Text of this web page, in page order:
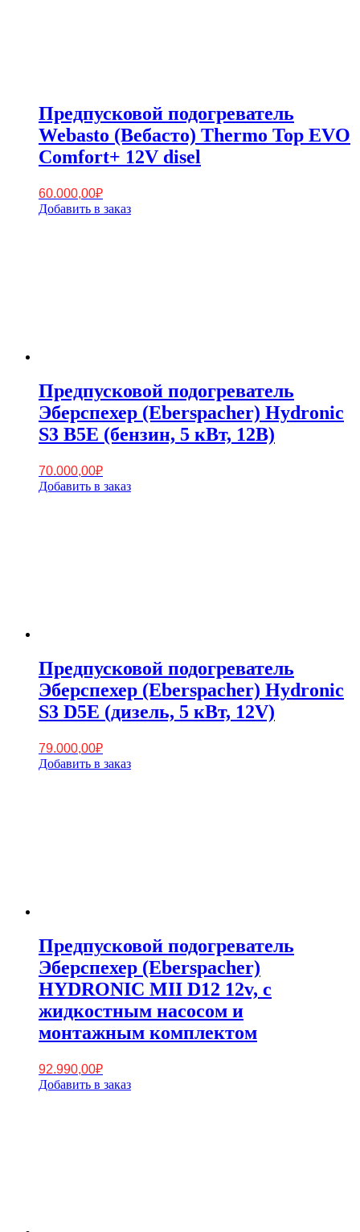
Предпусковой подогреватель
Webasto (Вебасто) Thermo Top EVO
Comfort+ 12V disel
60.000,00₽
Добавить в заказ
Предпусковой подогреватель
Эберспехер (Eberspacher) Hydronic
S3 B5E (бензин, 5 кВт, 12В)
70.000,00₽
Добавить в заказ
Предпусковой подогреватель
Эберспехер (Eberspacher) Hydronic
S3 D5E (дизель, 5 кВт, 12V)
79.000,00₽
Добавить в заказ
Предпусковой подогреватель
Эберспехер (Eberspacher)
HYDRONIC MII D12 12v, с
жидкостным насосом и
монтажным комплектом
92.990,00₽
Добавить в заказ